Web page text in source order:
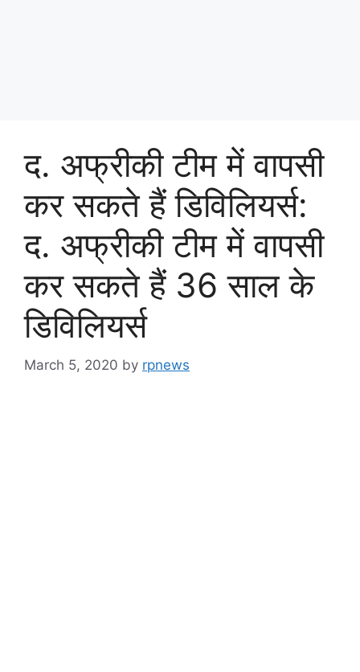
द. अफ्रीकी टीम में वापसी
कर सकते हैं डिविलियर्स:
द. अफ्रीकी टीम में वापसी
कर सकते हैं 36 साल के
डिविलियर्स
March 5, 2020 by rpnews